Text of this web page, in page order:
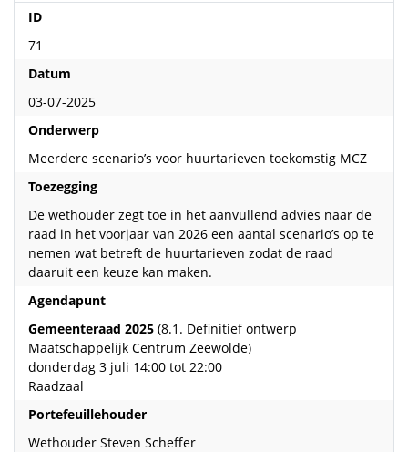
ID
71
Datum
03-07-2025
Onderwerp
Meerdere scenario’s voor huurtarieven toekomstig MCZ
Toezegging
De wethouder zegt toe in het aanvullend advies naar de
raad in het voorjaar van 2026 een aantal scenario’s op te
nemen wat betreft de huurtarieven zodat de raad
daaruit een keuze kan maken.
Agendapunt
Gemeenteraad 2025 (8.1. Definitief ontwerp
Maatschappelijk Centrum Zeewolde)
donderdag 3 juli 14:00 tot 22:00
Raadzaal
Portefeuillehouder
Wethouder Steven Scheffer